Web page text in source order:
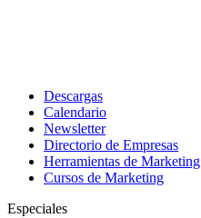
Descargas
Calendario
Newsletter
Directorio de Empresas
Herramientas de Marketing
Cursos de Marketing
Especiales